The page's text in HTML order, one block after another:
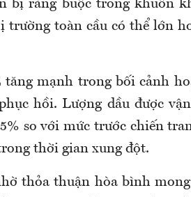
bị ràng buộc trong khuôn
trường toàn cầu có thể lớn
mạnh trong bối cảnh
hồi. Lượng dầu được
so với mức trước chiến
thời gian xung đột.
thỏa thuận hòa bình